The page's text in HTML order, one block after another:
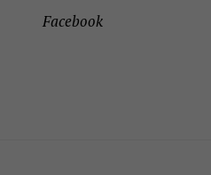
Facebook